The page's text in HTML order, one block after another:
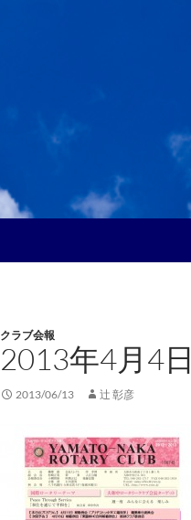
クラブ会報
2013年4月4
2013/06/13 辻 彰彦